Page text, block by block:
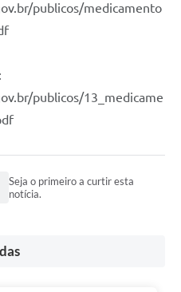
publicos/medicamento
publicos/13_medicame
Seja o primeiro a curtir esta
notícia.